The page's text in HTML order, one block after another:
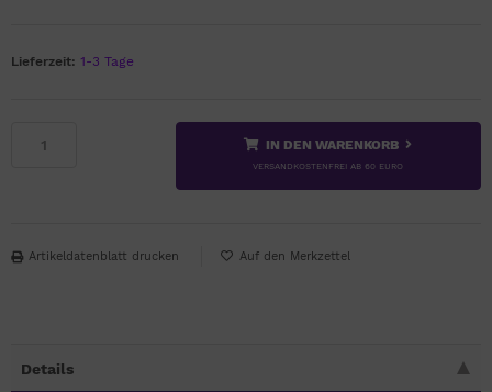
Lieferzeit: 1-3 Tage
IN DEN WARENKORB
VERSANDKOSTENFREI AB 60 EURO
Artikeldatenblatt drucken
Details